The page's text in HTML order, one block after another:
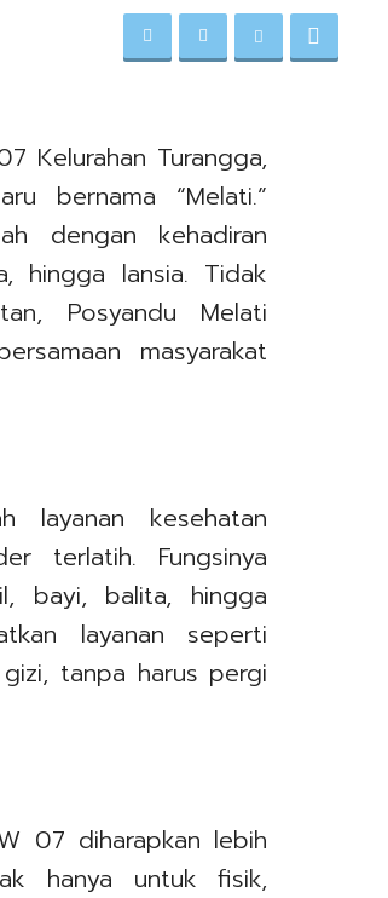
Kelurahan Turangga,
bernama “Melati.”
dengan kehadiran
hingga lansia. Tidak
Posyandu Melati
masyarakat
layanan kesehatan
terlatih. Fungsinya
bayi, balita, hingga
layanan seperti
tanpa harus pergi
07 diharapkan lebih
hanya untuk fisik,